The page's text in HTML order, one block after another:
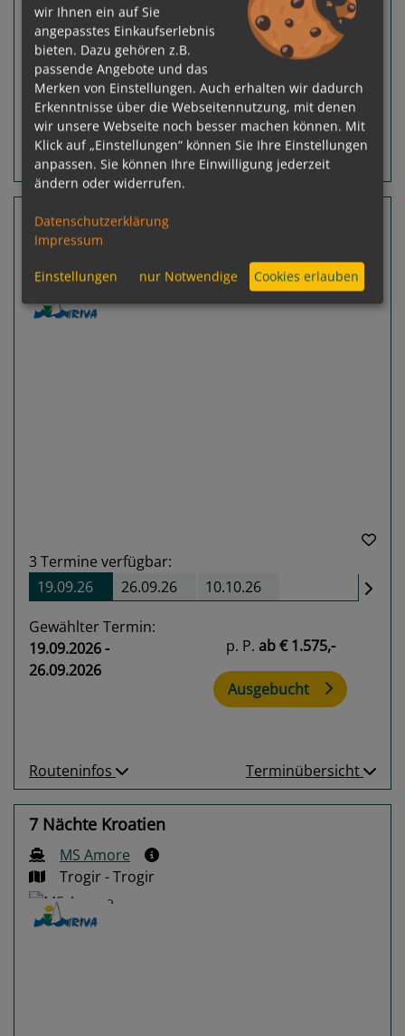
zur Reise
inkl. Flug
p. P.ab€ 1.711,-
Routeninfos Terminübersicht
7 Nächte Kroatien
MS Amore
Trogir - Trogir
3 Termine verfügbar:
19.09.26
26.09.26 10.10.26
Gewählter Termin:
19.09.2026 -
26.09.2026
p. P. ab€ 1.575,-
Ausgebucht
Routeninfos Terminübersicht
7 Nächte Kroatien
MS Amore
Trogir - Trogir
wir Ihnen ein auf Sie
angepasstes Einkaufserlebnis
bieten. Dazu gehören z.B.
passende Angebote und das
Merken von Einstellungen. Auch erhalten wir dadurch
Erkenntnisse über die Webseitennutzung, mit denen
wir unsere Webseite noch besser machen können. Mit
Klick auf „Einstellungen“ können Sie Ihre Einstellungen
anpassen. Sie können Ihre Einwilligung jederzeit
ändern oder widerrufen.
Datenschutzerklärung
Impressum
Einstellungen nur Notwendige Cookies erlauben